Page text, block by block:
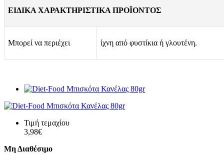
ΕΙΔΙΚΑ ΧΑΡΑΚΤΗΡΙΣΤΙΚΑ ΠΡΟΪΟΝΤΟΣ
Μπορεί να περιέχει ίχνη από φυστίκια ή γλουτένη.
Τιμή τεμαχίου
3,98€
Μη Διαθέσιμο